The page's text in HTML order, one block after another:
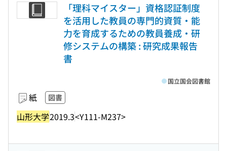
「理科マイスター」資格認証制度
を活用した教員の専門的資質・能
力を育成するための教員養成・研
修システムの構築 : 研究成果報告
書
紙 図書
山形大学2019.3<Y111-M237>
国立国会図書館